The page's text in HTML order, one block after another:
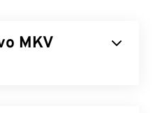
capítulos, legendas,
MKV